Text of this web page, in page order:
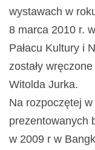
wystawach w
8 marca 2010 r.
Pałacu Kultury i
zostały
Witolda Jurka.
Na rozpoczętej
prezentowanych
w 2009 r w